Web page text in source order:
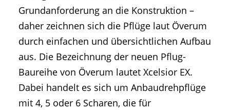
Grundanforderung an die Konstruktion –
daher zeichnen sich die Pflüge laut Överum
durch einfachen und übersichtlichen Aufbau
aus. Die Bezeichnung der neuen Pflug-
Baureihe von Överum lautet Xcelsior EX.
Dabei handelt es sich um Anbaudrehpflüge
mit 4, 5 oder 6 Scharen, die für